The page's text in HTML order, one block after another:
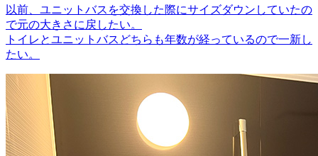
以前、ユニットバスを交換した際にサイズダウンしていたの
で元の大きさに戻したい。
トイレとユニットバスどちらも年数が経っているので一新し
たい。